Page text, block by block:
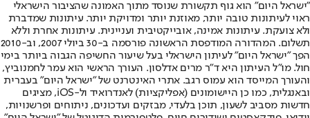
"ישראל היום" הוא גוף תקשורת שנוסד מתוך האמונה שהציבור הישראלי
ראוי לעיתונות טובה יותר, מאוזנת יותר ומדויקת יותר. עיתונות שמדברת
ולא צועקת. עיתונות אמינה, אובייקטיבית ועניינית. עיתונות אחרת וללא
תשלום. המהדורה המודפסת הראשונה פורסמה ב-30 ביולי 2007, וב-2010
הפך "ישראל היום" לעיתון הישראלי בעל שיעור החשיפה הגבוה ביותר בימי
חול. מו"ל העיתון היא ד"ר מרים אדלסון. העורך הראשי הוא עמר לחמנוביץ,
והעורך המייסד הוא עמוס רגב. אתרי האינטרנט של "ישראל היום" בעברית
ובאנגלית, כמו כן היישומונים (אפליקציות) לאנדרואיד ול-iOS, מציגים
חדשות מסביב לשעון, תוכן בלעדי, מבזקים ועדכונים, ניתוחים ופרשנויות,